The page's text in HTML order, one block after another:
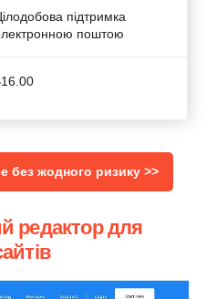
підтримка
поштою
16.00
без жодного ризику >>
редактор для